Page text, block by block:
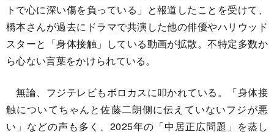
トで心に深い傷を負っている」と報道したことを受けて、
橋本さんが過去にドラマで共演した他の俳優やハリウッド
スターと「身体接触」している動画が拡散。不特定多数か
ら心ない言葉をかけられている。
無論、フジテレビもボロカスに叩かれている。「身体接
触についてちゃんと佐藤二朗側に伝えていないフジが悪
い」などの声も多く、2025年の「中居正広問題」を蒸し